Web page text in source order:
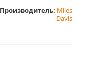
Производитель: Miles
Davis